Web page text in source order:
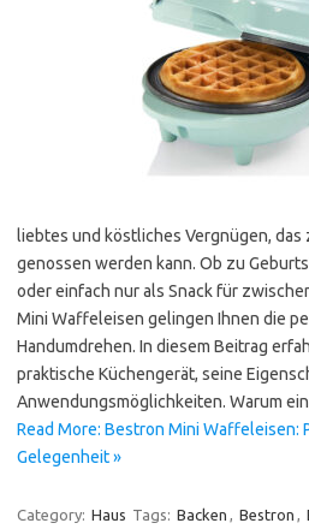
liebtes und köstliches Vergnügen, das
genossen werden kann. Ob zu
oder einfach nur als Snack für
Mini Waffeleisen gelingen Ihnen die
Handumdrehen. In diesem Beitrag
praktische Küchengerät, seine
Anwendungsmöglichkeiten. Warum
Read More: Bestron Mini
Gelegenheit »
Category: Haus Tags: Backen , Bestron ,